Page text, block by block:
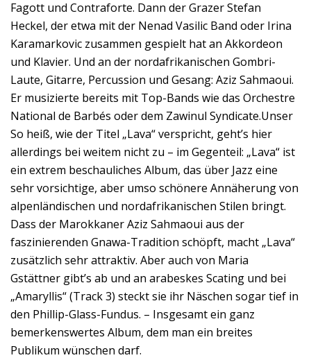
Fagott und Contraforte. Dann der Grazer Stefan
Heckel, der etwa mit der Nenad Vasilic Band oder Irina
Karamarkovic zusammen gespielt hat an Akkordeon
und Klavier. Und an der nordafrikanischen Gombri-
Laute, Gitarre, Percussion und Gesang: Aziz Sahmaoui.
Er musizierte bereits mit Top-Bands wie das Orchestre
National de Barbés oder dem Zawinul Syndicate.Unser
So heiß, wie der Titel „Lava“ verspricht, geht’s hier
allerdings bei weitem nicht zu – im Gegenteil: „Lava“ ist
ein extrem beschauliches Album, das über Jazz eine
sehr vorsichtige, aber umso schönere Annäherung von
alpenländischen und nordafrikanischen Stilen bringt.
Dass der Marokkaner Aziz Sahmaoui aus der
faszinierenden Gnawa-Tradition schöpft, macht „Lava“
zusätzlich sehr attraktiv. Aber auch von Maria
Gstättner gibt’s ab und an arabeskes Scating und bei
„Amaryllis“ (Track 3) steckt sie ihr Näschen sogar tief in
den Phillip-Glass-Fundus. – Insgesamt ein ganz
bemerkenswertes Album, dem man ein breites
Publikum wünschen darf.